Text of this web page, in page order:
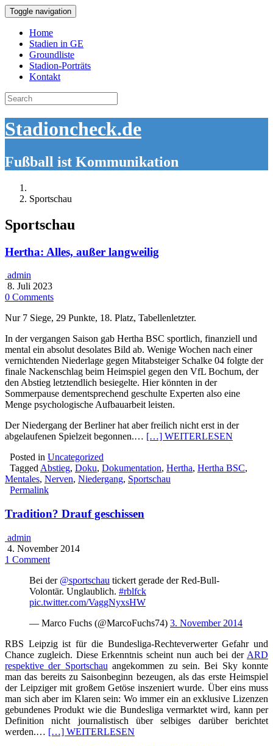
Toggle navigation
Home
Stadien in GE
Groundliste
Stadion-Porträts
Kontakt
Search
for:
Stadioncheck.de
Fußball ist Kommunikation
Sportschau
Sportschau
Hertha: Alles, außer langweilig
admin
8. Juli 2023
0 Comments
Nur 7 Siege, 29 Punkte, 18. Platz, Tabellenletzter.
In der vergangen Saison gab Hertha BSC sportlich, finanziell und
mental ein absolut desolates Bild ab. Wenige Wochen nach einer
vernichtenden Niederlage gegen Mitabsteiger Schalke 04 folgte der
finale Nackenschlag beim Heimspiel gegen den VfL Bochum, der
den Abstieg letztendlich besiegelte. Hier könnten in der
Sommerpause dementsprechend geschulte Experten also eine
Menge psychologische Aufbauarbeit leisten.
Der Niedergang der Berliner hat aber freilich nicht erst in der
abgelaufenen Spielzeit begonnen.… […] WEITERLESEN
Posted in Uncategorized
Tagged Abstieg, Doku, Dokumentation, Hertha, Hertha BSC,
Mentales, Nerven, Niedergang, Sportschau
Permalink
Tradition? Drauf geschissen
admin
4. November 2014
1 Comment
Bei der @sportschau tickert gerade der Red-Bull-
Volontär. Unglaublich. #rblfck
pic.twitter.com/VaggNyxsHW
— Marco Fuchs (@MarcoFuchs74) 3. November 2014
RBS Leipzig ist für die Bundesliga-Rechteverwerter Gefahr und
Chance zugleich. Diese Erkenntnis scheint nun auch bei der ARD
respektive der Sportschau angekommen zu sein. Bei Sky konnte
man das bereits zu Saisonbeginn bezeugen, als das erste Heimspiel
der Leipziger mit großem Getöse inszeniert wurde. Über eins muss
man sich aber im Klaren sein: Wo immer ein an exklusive Lizenzen
gebundenes Produkt wie die Bundesliga vermarktet wird, kann per
Definition nicht journalistisch über selbiges darüber berichtet
werden.… […] WEITERLESEN